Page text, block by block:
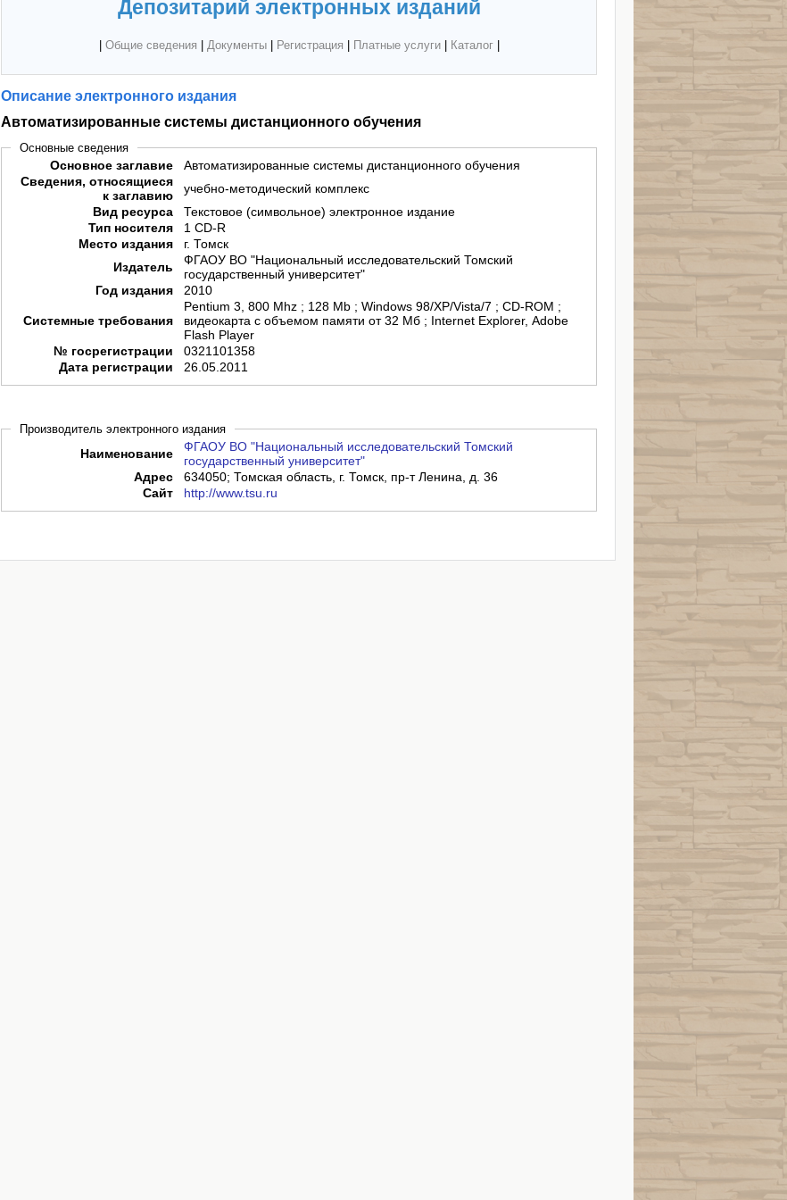
Депозитарий электронных изданий
Общие сведения Документы| Регистрация Платные услуги| Каталог|
Описание электронного издания
Автоматизированные системы дистанционного обучения
Основные сведения
Основное заглавие
Автоматизированные системы дистанционного обучения
Сведения, относящиеся
к заглавию
учебно-методический комплекс
Вид ресурса
Текстовое (символьное) электронное издание
Тип носителя
1 CD-R
Место издания
г. Томск
Издатель
ФГАОУ ВО "Национальный исследовательский Томский
государственный университет"
Год издания
2010
Системные требования
Pentium 3, 800 Mhz ; 128 Mb ; Windows 98/XP/Vista/7 ; CD-ROM ;
видеокарта с объемом памяти от 32 Мб ; Internet Explorer, Adobe
Flash Player
№ госрегистрации
0321101358
Дата регистрации
26.05.2011
Производитель электронного издания
Наименование
ФГАОУ ВО "Национальный исследовательский Томский
государственный университет"
Адрес
634050; Томская область, г. Томск, пр-т Ленина, д. 36
Сайт
http://www.tsu.ru